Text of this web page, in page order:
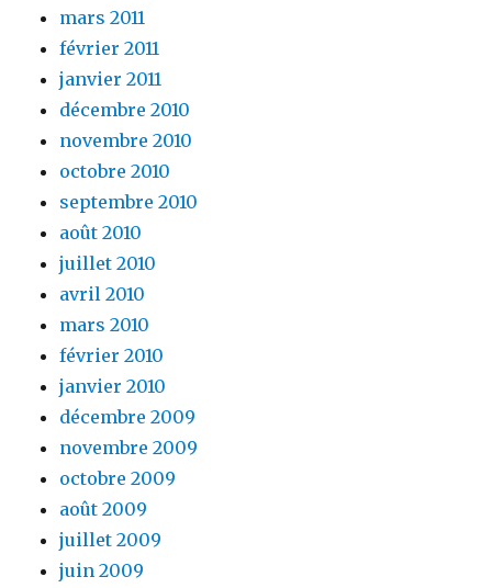
mars 2011
février 2011
janvier 2011
décembre 2010
novembre 2010
octobre 2010
septembre 2010
août 2010
juillet 2010
avril 2010
mars 2010
février 2010
janvier 2010
décembre 2009
novembre 2009
octobre 2009
août 2009
juillet 2009
juin 2009